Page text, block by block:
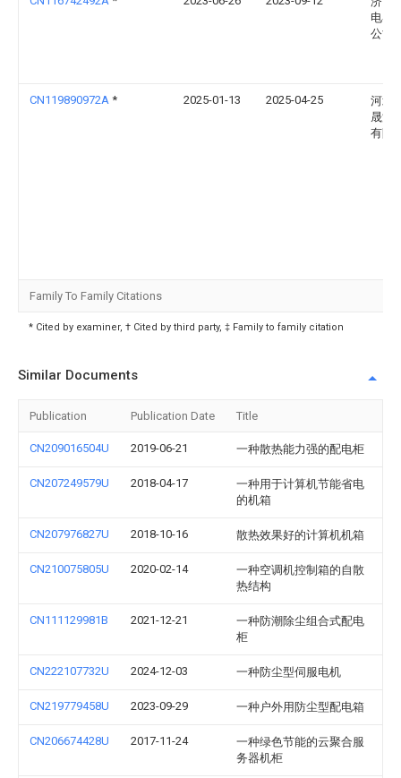
电器
公司
CN119890972A * 2025-01-13 2025-04-25
河北
晟源
有限
Family To Family Citations
* Cited by examiner, † Cited by third party, ‡ Family to family citation
Similar Documents
Publication Publication Date Title
CN209016504U 2019-06-21 一种散热能力强的配电柜
CN207249579U 2018-04-17
一种用于计算机节能省电
的机箱
CN207976827U 2018-10-16 散热效果好的计算机机箱
CN210075805U 2020-02-14
一种空调机控制箱的自散
热结构
CN111129981B 2021-12-21
一种防潮除尘组合式配电
柜
CN222107732U 2024-12-03 一种防尘型伺服电机
CN219779458U 2023-09-29 一种户外用防尘型配电箱
CN206674428U 2017-11-24
一种绿色节能的云聚合服
务器机柜